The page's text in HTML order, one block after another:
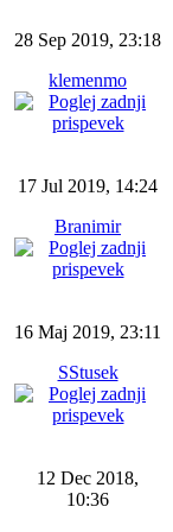
28 Sep 2019, 23:18
klemenmo
17 Jul 2019, 14:24
Branimir
16 Maj 2019, 23:11
SStusek
12 Dec 2018,
10:36